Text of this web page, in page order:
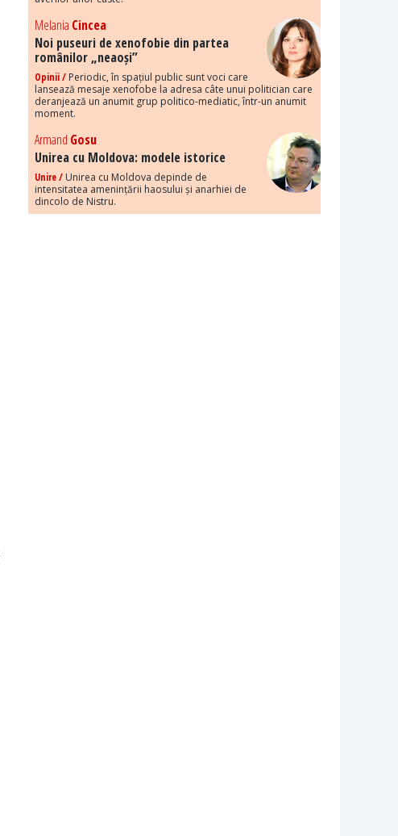
Melania Cincea
Noi puseuri de xenofobie din partea
românilor „neaoși”
Opinii / Periodic, în spațiul public sunt voci care
lansează mesaje xenofobe la adresa câte unui politician care
deranjează un anumit grup politico-mediatic, într-un anumit
moment.
Armand Gosu
Unirea cu Moldova: modele istorice
Unire / Unirea cu Moldova depinde de
intensitatea amenințării haosului și anarhiei de
dincolo de Nistru.